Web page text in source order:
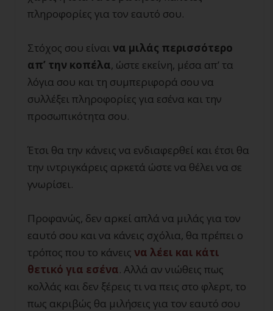
πληροφορίες για τον εαυτό σου.
Στόχος σου είναινα μιλάς περισσότερο
απ’ την κοπέλα, ώστε εκείνη, μέσα απ’ τα
λόγια σου και τη συμπεριφορά σου να
συλλέξει πληροφορίες για εσένα και την
προσωπικότητα σου.
Έτσι θα την κάνεις να ενδιαφερθεί και έτσι θα
την ιντριγκάρεις αρκετά ώστε να θέλει να σε
γνωρίσει.
Προφανώς, δεν αρκεί απλά να μιλάς για τον
εαυτό σου και να κάνεις σχόλια, θα πρέπει ο
τρόπος που το κάνεις να λέει και κάτι
θετικό για εσένα. Αλλά αν νιώθεις πως
κολλάς και δεν ξέρεις τι να πεις στο φλερτ, το
πως ακριβώς θα μιλήσεις για τον εαυτό σου